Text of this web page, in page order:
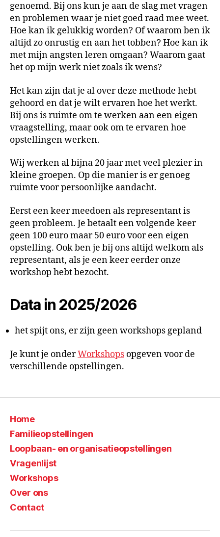
genoemd. Bij ons kun je aan de slag met vragen
en problemen waar je niet goed raad mee weet.
Hoe kan ik gelukkig worden? Of waarom ben ik
altijd zo onrustig en aan het tobben? Hoe kan ik
met mijn angsten leren omgaan? Waarom gaat
het op mijn werk niet zoals ik wens?
Het kan zijn dat je al over deze methode hebt
gehoord en dat je wilt ervaren hoe het werkt.
Bij ons is ruimte om te werken aan een eigen
vraagstelling, maar ook om te ervaren hoe
opstellingen werken.
Wij werken al bijna 20 jaar met veel plezier in
kleine groepen. Op die manier is er genoeg
ruimte voor persoonlijke aandacht.
Eerst een keer meedoen als representant is
geen probleem. Je betaalt een volgende keer
geen 100 euro maar 50 euro voor een eigen
opstelling. Ook ben je bij ons altijd welkom als
representant, als je een keer eerder onze
workshop hebt bezocht.
Data in 2025/2026
het spijt ons, er zijn geen workshops gepland
Je kunt je onderWorkshops opgeven voor de
verschillende opstellingen.
Home
Familie­opstellingen
Loopbaan- en organisatie­opstellingen
Vragenlijst
Workshops
Over ons
Contact